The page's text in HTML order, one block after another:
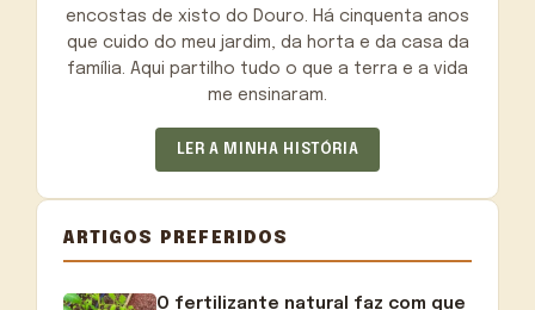
encostas de xisto do Douro. Há cinquenta anos
que cuido do meu jardim, da horta e da casa da
família. Aqui partilho tudo o que a terra e a vida
me ensinaram.
LER A MINHA HISTÓRIA
ARTIGOS PREFERIDOS
O fertilizante natural faz com que